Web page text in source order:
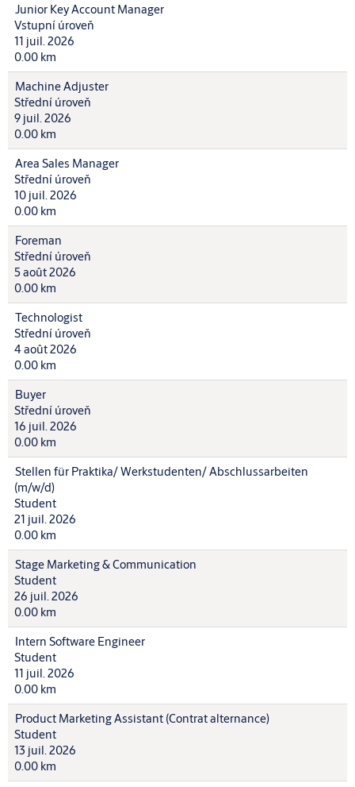
Junior Key Account Manager
Vstupní úroveň
11 juil. 2026
0.00 km
Machine Adjuster
Střední úroveň
9 juil. 2026
0.00 km
Area Sales Manager
Střední úroveň
10 juil. 2026
0.00 km
Foreman
Střední úroveň
5 août 2026
0.00 km
Technologist
Střední úroveň
4 août 2026
0.00 km
Buyer
Střední úroveň
16 juil. 2026
0.00 km
Stellen für Praktika/ Werkstudenten/ Abschlussarbeiten
(m/w/d)
Student
21 juil. 2026
0.00 km
Stage Marketing & Communication
Student
26 juil. 2026
0.00 km
Intern Software Engineer
Student
11 juil. 2026
0.00 km
Product Marketing Assistant (Contrat alternance)
Student
13 juil. 2026
0.00 km